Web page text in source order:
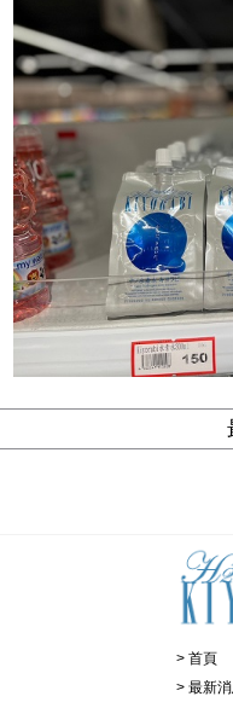
首頁
最新